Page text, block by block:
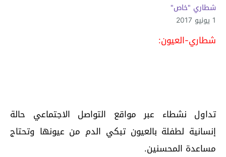
شطاري "خاص"
1 يونيو 2017
شطاري-العيون:
تداول نشطاء عبر مواقع التواصل الاجتماعي حالة
إنسانية لطفلة بالعيون تبكي الدم من عيونها وتحتاج
مساعدة المحسنين.